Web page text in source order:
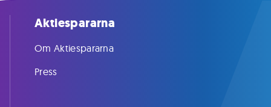
Aktiespararna
Om Aktiespararna
Press